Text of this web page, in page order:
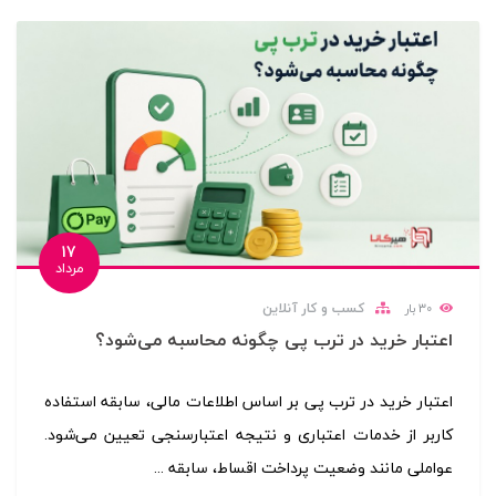
17
مرداد
30بار کسب و کار آنلاین
اعتبار خرید در ترب پی چگونه محاسبه می‌شود؟
اعتبار خرید در ترب پی بر اساس اطلاعات مالی، سابقه استفاده
کاربر از خدمات اعتباری و نتیجه اعتبارسنجی تعیین می‌شود.
عواملی مانند وضعیت پرداخت اقساط، سابقه ...